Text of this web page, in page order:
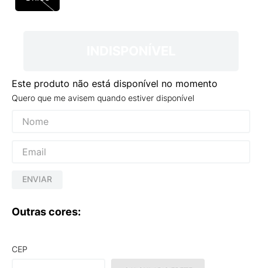
Este produto não está disponível no momento
Quero que me avisem quando estiver disponível
ENVIAR
Outras cores:
CEP
NEW 530